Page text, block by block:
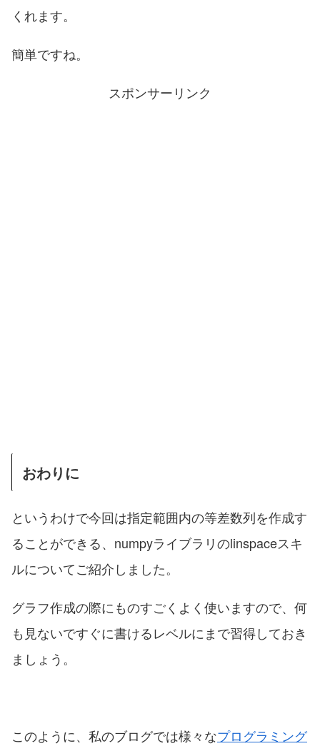
くれます。
簡単ですね。
スポンサーリンク
おわりに
というわけで今回は指定範囲内の等差数列を作成す
ることができる、numpyライブラリのlinspaceスキ
ルについてご紹介しました。
グラフ作成の際にものすごくよく使いますので、何
も見ないですぐに書けるレベルにまで習得しておき
ましょう。
このように、私のブログでは様々なプログラミング